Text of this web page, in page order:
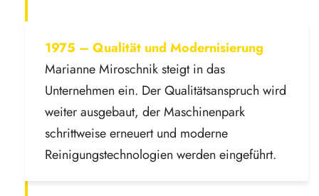
1975 – Qualität und Modernisierung
Marianne Miroschnik steigt in das
Unternehmen ein. Der Qualitätsanspruch wird
weiter ausgebaut, der Maschinenpark
schrittweise erneuert und moderne
Reinigungstechnologien werden eingeführt.